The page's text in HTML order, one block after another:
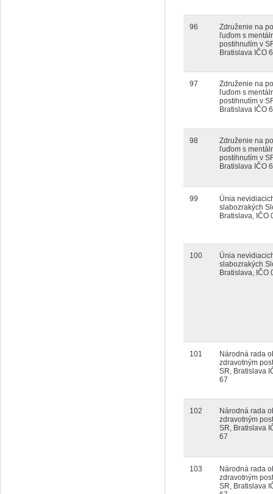
96
Združenie na
ľuďom s
postihnutím v
Bratislava IČO
97
Združenie na
ľuďom s
postihnutím v
Bratislava IČO
98
Združenie na
ľuďom s
postihnutím v
Bratislava IČO
99
Únia
slabozrakých
Bratislava, IČO
100
Únia
slabozrakých
Bratislava, IČO
101
Národná rada
zdravotným
SR, Bratislava
67
102
Národná rada
zdravotným
SR, Bratislava
67
103
Národná rada
zdravotným
SR, Bratislava